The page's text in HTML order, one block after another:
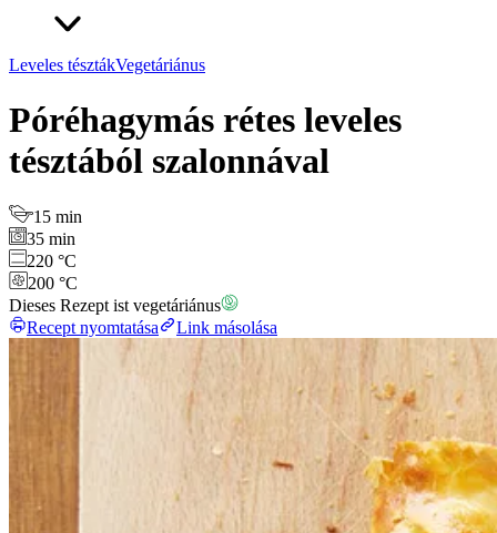
Leveles tésztákVegetáriánus
Póréhagymás rétes leveles
tésztából szalonnával
15 min
35 min
220 °C
200 °C
Dieses Rezept ist vegetáriánus
Recept nyomtatása
Link másolása